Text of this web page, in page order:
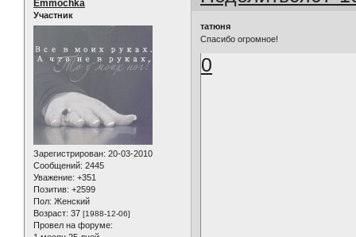
Emmochka
Участник
Зарегистрирован: 20-03-2010
Сообщений: 2445
Уважение: +351
Позитив: +2599
Пол: Женский
Возраст: 37 [1988-12-06]
Провел на форуме:
татюня
Спасибо огромное!
0